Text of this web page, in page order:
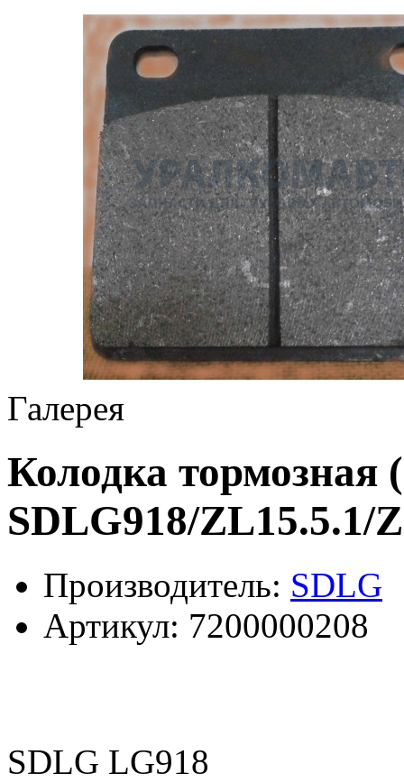
Галерея
Колодка тормозная
SDLG918/ZL15.5.1/
Производитель: SDLG
Артикул: 7200000208
SDLG LG918